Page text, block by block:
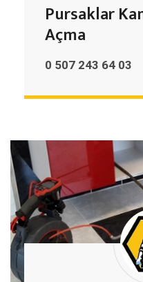
Pursaklar
Açma
0 507 243 64 03